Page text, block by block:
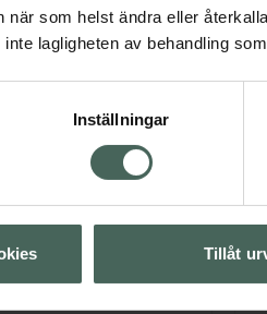
när som helst ändra eller
lagligheten av behandling
Inställningar
Tillåt